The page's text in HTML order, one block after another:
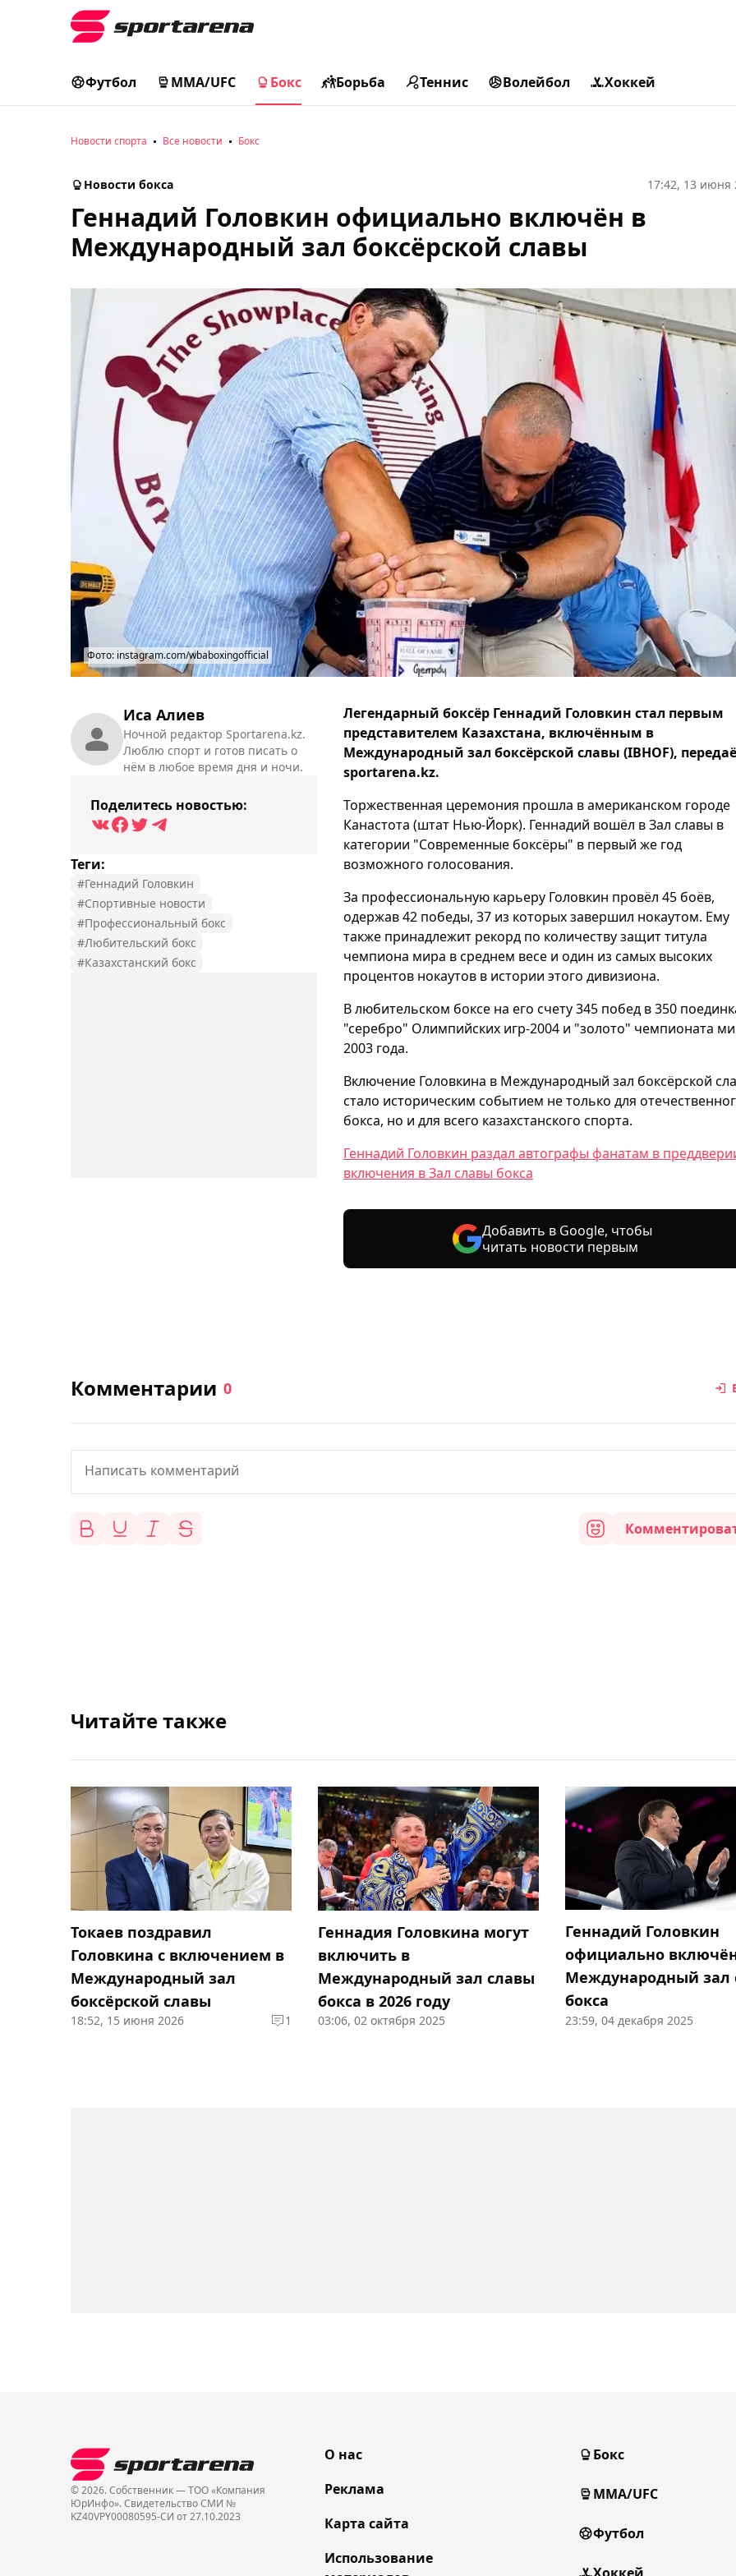
Футбол MMA/UFC Бокс Борьба Теннис Волейбол Хоккей
Новости спорта Все новости Бокс
Новости бокса 17:42, 13 июня
Геннадий Головкин официально включён в
Международный зал боксёрской славы
Фото: instagram.com/wbaboxingofficial
Иса Алиев
Ночной редактор Sportarena.kz.
Люблю спорт и готов писать о
нём в любое время дня и ночи.
Поделитесь новостью:
Теги:
#Геннадий Головкин
#Спортивные новости
#Профессиональный бокс
#Любительский бокс
#Казахстанский бокс
Легендарный боксёр Геннадий Головкин стал первым
представителем Казахстана, включённым в
Международный зал боксёрской славы (IBHOF),
sportarena.kz.
Торжественная церемония прошла в американском городе
Канастота (штат Нью-Йорк). Геннадий вошёл в Зал славы в
категории "Современные боксёры" в первый же год
возможного голосования.
За профессиональную карьеру Головкин провёл 45 боёв,
одержав 42 победы, 37 из которых завершил нокаутом. Ему
также принадлежит рекорд по количеству защит титула
чемпиона мира в среднем весе и один из самых высоких
процентов нокаутов в истории этого дивизиона.
В любительском боксе на его счету 345 побед в 350
"серебро" Олимпийских игр-2004 и "золото" чемпионата
2003 года.
Включение Головкина в Международный зал боксёрской
стало историческим событием не только для
бокса, но и для всего казахстанского спорта.
Геннадий Головкин раздал автографы фанатам в
включения в Зал славы бокса
Добавить в Google, чтобы
читать новости первым
Комментарии 0
Читайте также
Токаев поздравил
Головкина с включением в
Международный зал
боксёрской славы
18:52, 15 июня 2026 1
Геннадия Головкина могут
включить в
Международный зал славы
бокса в 2026 году
03:06, 02 октября 2025
Геннадий Головкин
официально
Международный зал
бокса
23:59, 04 декабря 2025
© 2026. Собственник — ТОО «Компания
ЮрИнфо». Cвидетельство СМИ №
KZ40VPY00080595-СИ от 27.10.2023
О нас
Реклама
Карта сайта
Использование
Бокс
MMA/UFC
Футбол